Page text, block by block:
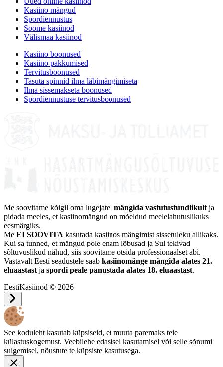
Kasiino mängud
Spordiennustus
Soome kasiinod
Välismaa kasiinod
Kasiino boonused
Kasiino pakkumised
Tervitusboonused
Tasuta spinnid ilma läbimängimiseta
Ilma sissemakseta boonused
Spordiennustuse tervitusboonused
Me soovitame kõigil oma lugejatel mängida vastutustundlikult ja
pidada meeles, et kasiinomängud on mõeldud meelelahutuslikuks
eesmärgiks.
Me EI SOOVITA kasutada kasiinos mängimist sissetuleku allikaks.
Kui sa tunned, et mängud pole enam lõbusad ja Sul tekivad
sõltuvuslikud nähud, siis soovitame otsida professionaalset abi.
Vastavalt Eesti seadustele saab kasiinomänge mängida alates 21.
eluaastast ja spordi peale panustada alates 18. eluaastast.
EestiKasiinod © 2026
See koduleht kasutab küpsiseid, et muuta paremaks teie
külastuskogemust. Veebilehe edasisel kasutamisel või selle sõnumi
sulgemisel, nõustute te küpsiste kasutusega.